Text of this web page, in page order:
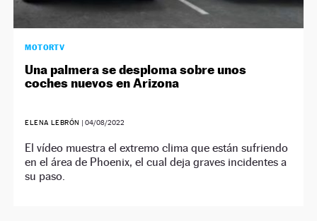
MOTORTV
Una palmera se desploma sobre unos
coches nuevos en Arizona
ELENA LEBRÓN |04/08/2022
El vídeo muestra el extremo clima que están sufriendo
en el área de Phoenix, el cual deja graves incidentes a
su paso.